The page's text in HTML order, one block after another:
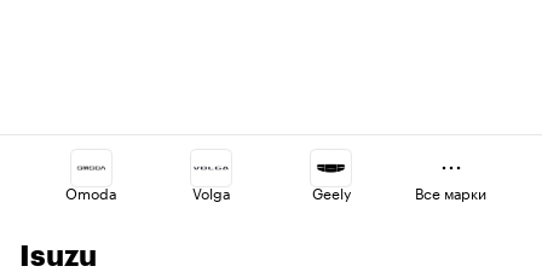
Omoda Volga Geely Все марки
Isuzu